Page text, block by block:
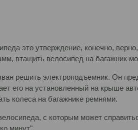
это утверждение, конечно,
втащить велосипед на багажник
решить электроподъемник. Он
его на установленный на крыше
колеса на багажнике ремнями.
с которым может